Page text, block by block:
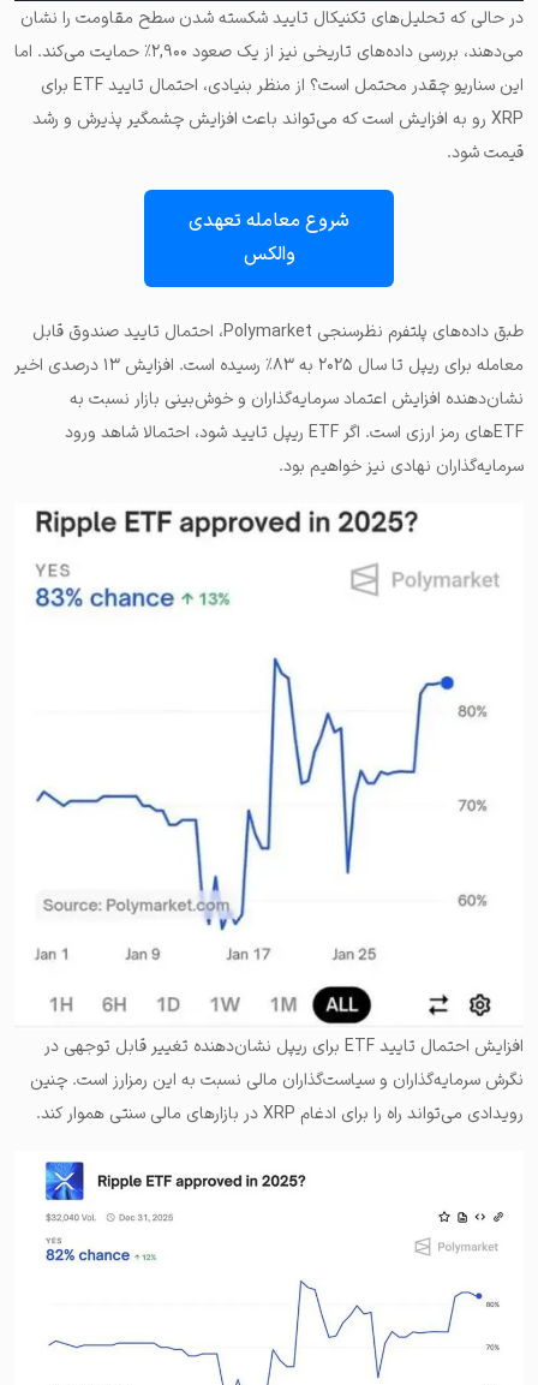
در حالی که تحلیل‌های تکنیکال تایید شکسته شدن سطح مقاومت را نشان
می‌دهند، بررسی داده‌های تاریخی نیز از یک صعود ۲,۹۰۰٪ حمایت می‌کند. اما
این سناریو چقدر محتمل است؟ از منظر بنیادی، احتمال تایید ETF برای
XRP رو به افزایش است که می‌تواند باعث افزایش چشمگیر پذیرش و رشد
قیمت شود.
شروع معامله تعهدی
والکس
طبق داده‌های پلتفرم نظرسنجی Polymarket، احتمال تایید صندوق قابل
معامله برای ریپل تا سال ۲۰۲۵ به ۸۳٪ رسیده است. افزایش ۱۳ درصدی اخیر
نشان‌دهنده افزایش اعتماد سرمایه‌گذاران و خوش‌بینی بازار نسبت به
ETF‌های رمز ارزی است. اگر ETF ریپل تایید شود، احتمالا شاهد ورود
سرمایه‌گذاران نهادی نیز خواهیم بود.
افزایش احتمال تایید ETF برای ریپل نشان‌دهنده تغییر قابل توجهی در
نگرش سرمایه‌گذاران و سیاست‌گذاران مالی نسبت به این رمزارز است. چنین
رویدادی می‌تواند راه را برای ادغام XRP در بازارهای مالی سنتی هموار کند.